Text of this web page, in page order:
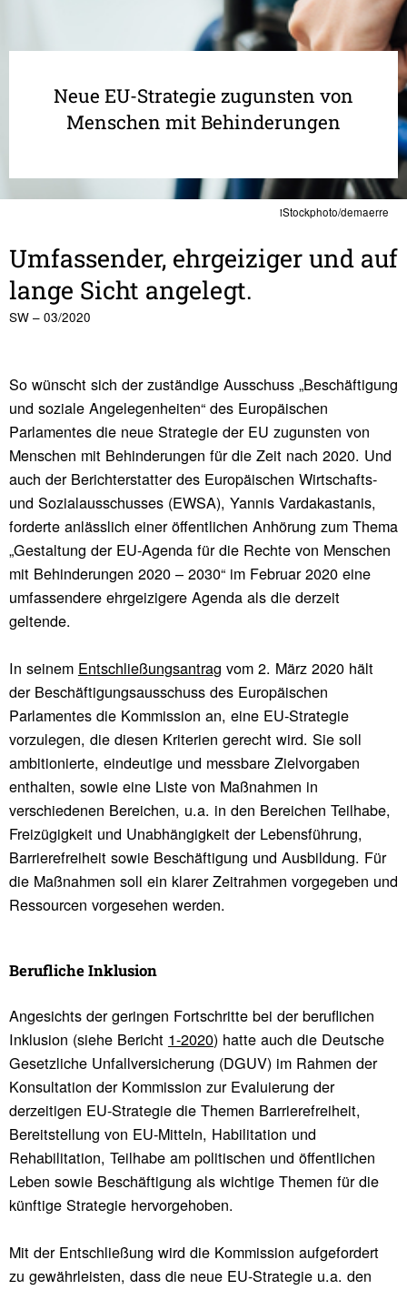
iStockphoto/demaerre
Neue EU-Strategie zugunsten von
Menschen mit Behinderungen
Umfas­sender, ehrgei­ziger und auf
lange Sicht ange­legt.
SW – 03/2020
So wünscht sich der zuständige Ausschuss „Beschäftigung
und soziale Angelegenheiten“ des Europäischen
Parlamentes die neue Strategie der EU zugunsten von
Menschen mit Behinderungen für die Zeit nach 2020. Und
auch der Berichterstatter des Europäischen Wirtschafts-
und Sozialausschusses (EWSA), Yannis Vardakastanis,
forderte anlässlich einer öffentlichen Anhörung zum Thema
„Gestaltung der EU-Agenda für die Rechte von Menschen
mit Behinderungen 2020 – 2030“ im Februar 2020 eine
umfassendere ehrgeizigere Agenda als die derzeit
geltende.
In seinem Entschließungsantrag vom 2. März 2020 hält
der Beschäftigungsausschuss des Europäischen
Parlamentes die Kommission an, eine EU-Strategie
vorzulegen, die diesen Kriterien gerecht wird. Sie soll
ambitionierte, eindeutige und messbare Zielvorgaben
enthalten, sowie eine Liste von Maßnahmen in
verschiedenen Bereichen, u.a. in den Bereichen Teilhabe,
Freizügigkeit und Unabhängigkeit der Lebensführung,
Barrierefreiheit sowie Beschäftigung und Ausbildung. Für
die Maßnahmen soll ein klarer Zeitrahmen vorgegeben und
Ressourcen vorgesehen werden.
Beruf­liche Inklu­sion
Angesichts der geringen Fortschritte bei der beruflichen
Inklusion (siehe Bericht 1-2020) hatte auch die Deutsche
Gesetzliche Unfallversicherung (DGUV) im Rahmen der
Konsultation der Kommission zur Evaluierung der
derzeitigen EU-Strategie die Themen Barrierefreiheit,
Bereitstellung von EU-Mitteln, Habilitation und
Rehabilitation, Teilhabe am politischen und öffentlichen
Leben sowie Beschäftigung als wichtige Themen für die
künftige Strategie hervorgehoben.
Mit der Entschließung wird die Kommission aufgefordert
zu gewährleisten, dass die neue EU-Strategie u.a. den